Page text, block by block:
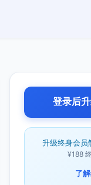
登录后
升级终身会员
¥188
了